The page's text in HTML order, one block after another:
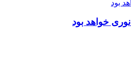
خواهد بود